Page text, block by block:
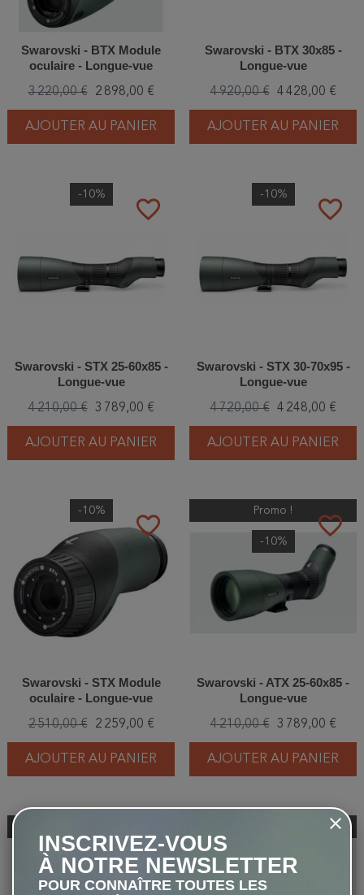
Swarovski - BTX Module
oculaire - Longue-vue
3 220,00 € 2 898,00 €
AJOUTER AU PANIER
Swarovski - BTX 30x85 -
Longue-vue
4 920,00 € 4 428,00 €
AJOUTER AU PANIER
favorite_border
-10%
Swarovski - STX 25-60x85 -
Longue-vue
4 210,00 € 3 789,00 €
AJOUTER AU PANIER
favorite_border
-10%
Swarovski - STX 30-70x95 -
Longue-vue
4 720,00 € 4 248,00 €
AJOUTER AU PANIER
favorite_border
-10%
Swarovski - STX Module
oculaire - Longue-vue
2 510,00 € 2 259,00 €
AJOUTER AU PANIER
favorite_border
Promo !
-10%
Swarovski - ATX 25-60x85 -
Longue-vue
4 210,00 € 3 789,00 €
AJOUTER AU PANIER
favorite_border
-10% -10%
INSCRIVEZ-VOUS
À NOTRE NEWSLETTER
POUR CONNAÎTRE TOUTES LES